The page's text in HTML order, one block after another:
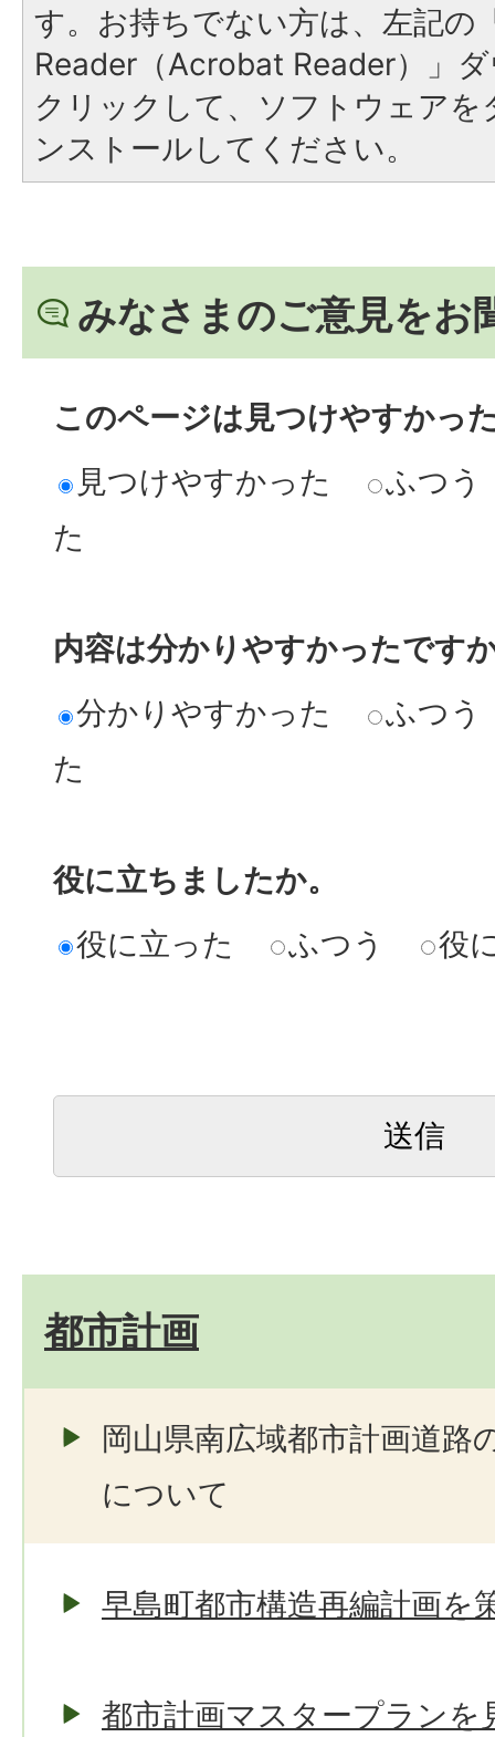
す。お持ちでない方は、左記の
Reader（Acrobat Reader）」
クリックして、ソフトウェア
ンストールしてください。
みなさまのご意見をお
このページは見つけやすかっ
見つけやすかった
ふつう
た
内容は分かりやすかったです
分かりやすかった
ふつう
た
役に立ちましたか。
役に立った
ふつう 役
都市計画
岡山県南広域都市計画道路
について
早島町都市構造再編計画を
都市計画マスタープランを